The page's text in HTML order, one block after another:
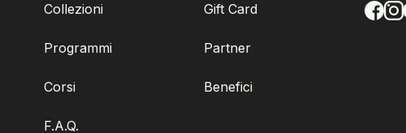
Collezioni
Programmi
Corsi
F.A.Q.
Gift Card
Partner
Benefici